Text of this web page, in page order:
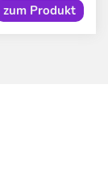
zum Produkt